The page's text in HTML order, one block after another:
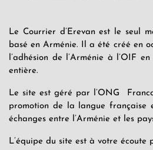
Le Courrier d’Erevan est le seul
basé en Arménie. Il a été créé en
l’adhésion de l’Arménie à l’OIF
entière.
Le site est géré par l’ONG
promotion de la langue française
échanges entre l’Arménie et les
L’équipe du site est à votre écoute